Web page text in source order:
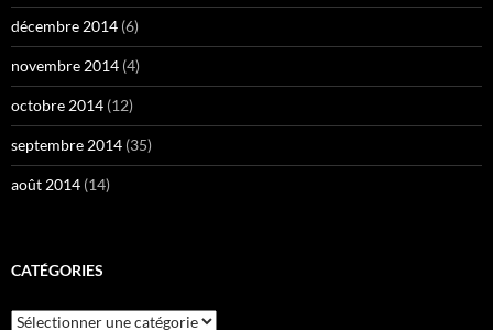
décembre 2014 (6)
novembre 2014 (4)
octobre 2014 (12)
septembre 2014 (35)
août 2014 (14)
CATÉGORIES
Catégories